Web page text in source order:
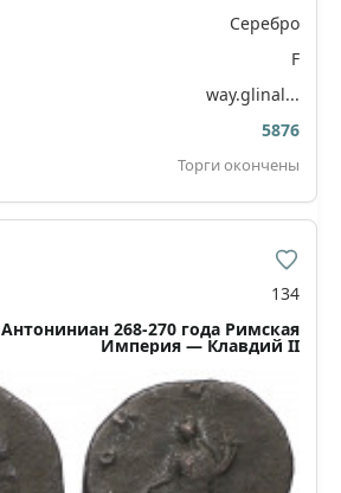
Серебро
F
way.glinal...
5876
Торги окончены
134
Антониниан 268-270 года Римская
Империя — Клавдий II